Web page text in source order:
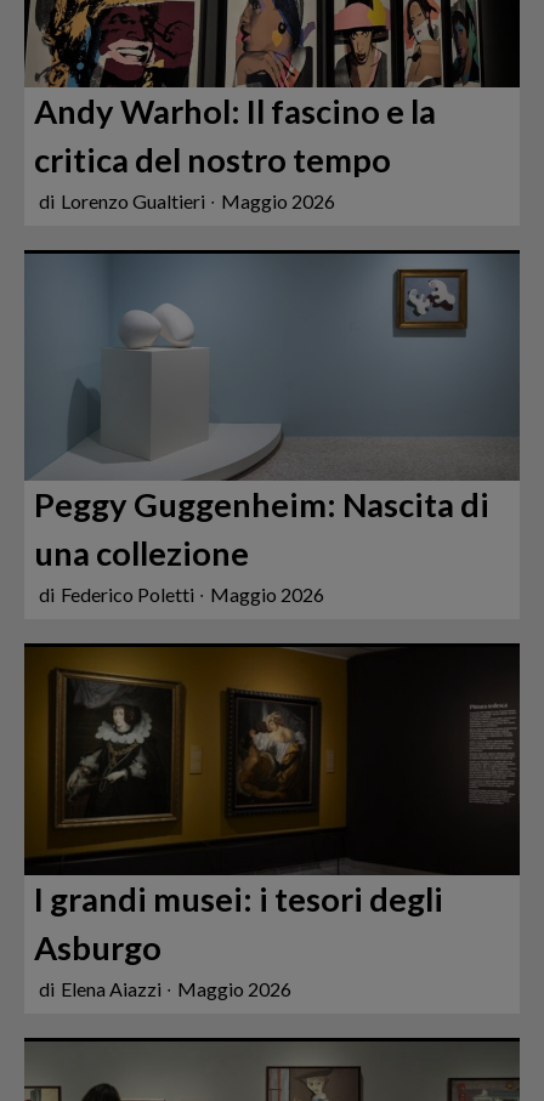
Andy Warhol: Il fascino e la
critica del nostro tempo
di Lorenzo Gualtieri ∙ Maggio 2026
Peggy Guggenheim: Nascita di
una collezione
di Federico Poletti ∙ Maggio 2026
I grandi musei: i tesori degli
Asburgo
di Elena Aiazzi ∙ Maggio 2026